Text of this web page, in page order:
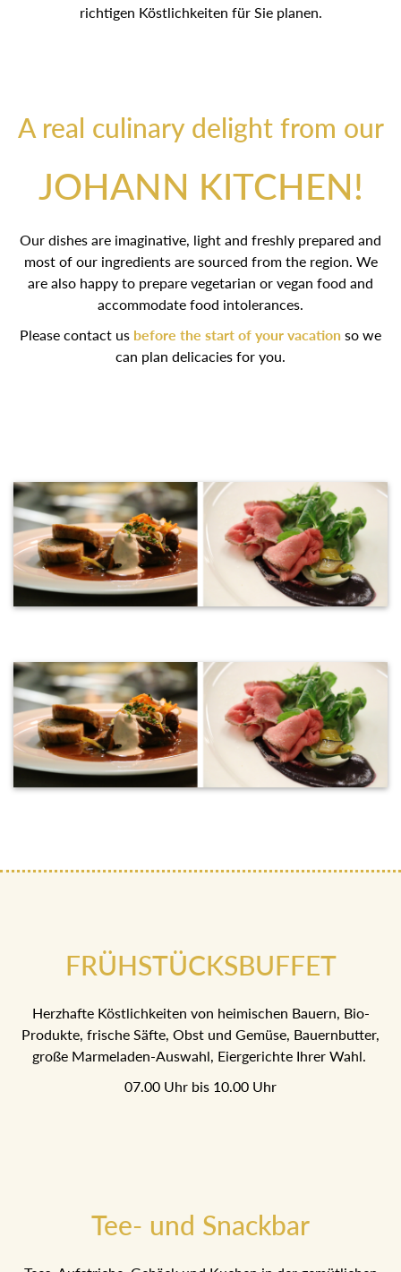
richtigen Köstlichkeiten für Sie planen.
A real culinary delight from our
JOHANN KITCHEN!
Our dishes are imaginative, light and freshly prepared and
most of our ingredients are sourced from the region. We are
also happy to prepare vegetarian or vegan food and
accommodate food intolerances.
Please contact us before the start of your vacationso we
can plan delicacies for you.
FRÜHSTÜCKSBUFFET
Herzhafte Köstlichkeiten von heimischen Bauern, Bio-
Produkte, frische Säfte, Obst und Gemüse, Bauernbutter,
große Marmeladen-Auswahl, Eiergerichte Ihrer Wahl.
07.00 Uhr bis 10.00 Uhr
Tee- und Snackbar